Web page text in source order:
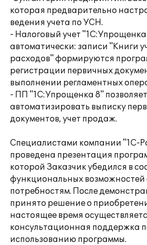
которая предварительно
ведения учета по УСН.
- Налоговый учет "1С:Упрощенка
автоматически: записи "Книги
расходов" формируются
регистрации первичных
выполнении регламентных
- ПП "1С:Упрощенка 8" позволяет
автоматизировать выписку
документов, учет продаж.
Специалистами компании "1С-
проведена презентация
которой Заказчик убедился в
функциональных
потребностям. После
принято решение о
настоящее время
консультационная поддержка
использованию программы.